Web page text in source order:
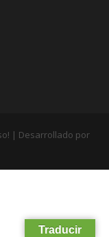
| Desarrollado por
Traducir